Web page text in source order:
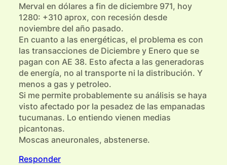
Merval en dólares a fin de diciembre 971, hoy
1280: +310 aprox, con recesión desde
noviembre del año pasado.
En cuanto a las energéticas, el problema es con
las transacciones de Diciembre y Enero que se
pagan con AE 38. Esto afecta a las generadoras
de energía, no al transporte ni la distribución. Y
menos a gas y petroleo.
Si me permite probablemente su análisis se haya
visto afectado por la pesadez de las empanadas
tucumanas. Lo entiendo vienen medias
picantonas.
Moscas aneuronales, abstenerse.
Responder